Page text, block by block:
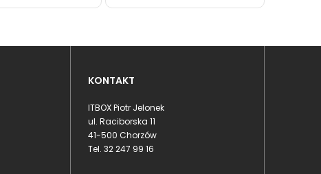
KONTAKT
ITBOX Piotr Jelonek
ul. Raciborska 11
41-500 Chorzów
Tel. 32 247 99 16